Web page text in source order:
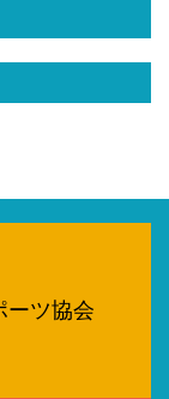
ーツ協会